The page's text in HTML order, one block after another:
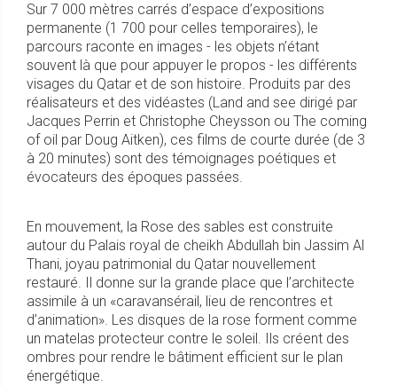
Sur 7 000 mètres carrés d’espace d’expositions
permanente (1 700 pour celles temporaires), le
parcours raconte en images - les objets n’étant
souvent là que pour appuyer le propos - les différents
visages du Qatar et de son histoire. Produits par des
réalisateurs et des vidéastes (Land and see dirigé par
Jacques Perrin et Christophe Cheysson ou The coming
of oil par Doug Aitken), ces films de courte durée (de 3
à 20 minutes) sont des témoignages poétiques et
évocateurs des époques passées.
En mouvement, la Rose des sables est construite
autour du Palais royal de cheikh Abdullah bin Jassim Al
Thani, joyau patrimonial du Qatar nouvellement
restauré. Il donne sur la grande place que l’architecte
assimile à un «caravansérail, lieu de rencontres et
d’animation». Les disques de la rose forment comme
un matelas protecteur contre le soleil. Ils créent des
ombres pour rendre le bâtiment efficient sur le plan
énergétique.